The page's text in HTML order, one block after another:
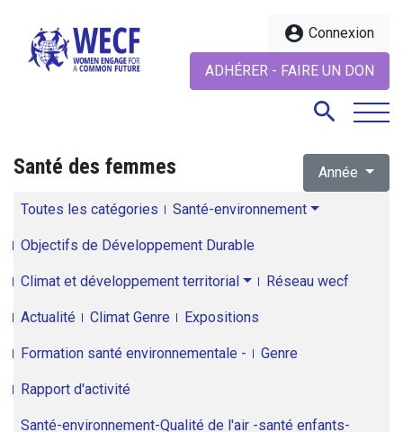
account_circle Connexion
ADHÉRER - FAIRE UN DON
search
Santé des femmes Année
Toutes les catégories Santé-environnement
Objectifs de Développement Durable
Climat et développement territorial Réseau wecf
Actualité Climat Genre Expositions
Formation santé environnementale - Genre
Rapport d'activité
Santé-environnement-Qualité de l'air -santé enfants-